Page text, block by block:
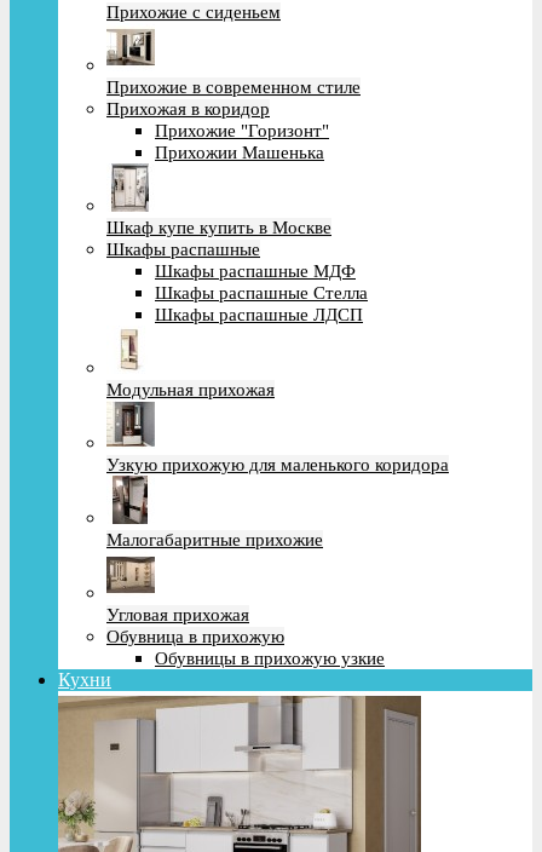
Прихожие с сиденьем
Прихожие в современном стиле
Прихожая в коридор
Прихожие "Горизонт"
Прихожии Машенька
Шкаф купе купить в Москве
Шкафы распашные
Шкафы распашные МДФ
Шкафы распашные Стелла
Шкафы распашные ЛДСП
Модульная прихожая
Узкую прихожую для маленького коридора
Малогабаритные прихожие
Угловая прихожая
Обувница в прихожую
Обувницы в прихожую узкие
Кухни